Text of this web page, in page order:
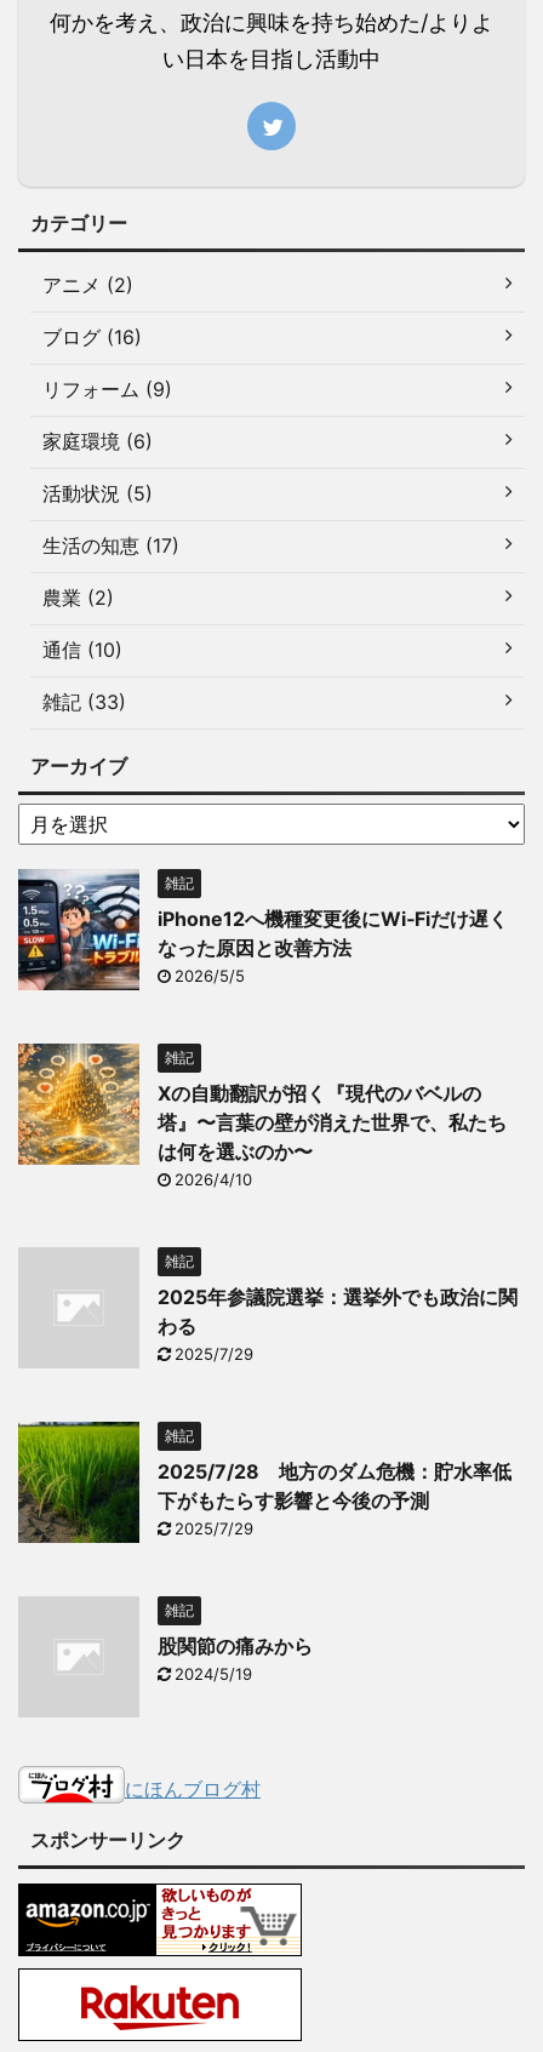
何かを考え、政治に興味を持ち始めた/よりよ
い日本を目指し活動中
カテゴリー
アニメ (2)
ブログ (16)
リフォーム (9)
家庭環境 (6)
活動状況 (5)
生活の知恵 (17)
農業 (2)
通信 (10)
雑記 (33)
アーカイブ
雑記
iPhone12へ機種変更後にWi‑Fiだけ遅く
なった原因と改善方法
2026/5/5
雑記
Xの自動翻訳が招く『現代のバベルの
塔』〜言葉の壁が消えた世界で、私たち
は何を選ぶのか〜
2026/4/10
雑記
2025年参議院選挙：選挙外でも政治に関
わる
2025/7/29
雑記
2025/7/28 地方のダム危機：貯水率低
下がもたらす影響と今後の予測
2025/7/29
雑記
股関節の痛みから
2024/5/19
にほんブログ村
スポンサーリンク